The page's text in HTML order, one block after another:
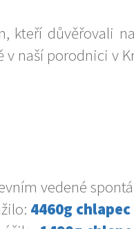
kteří důvěřovali
v naší porodnici v
vedené
4460g chlapec